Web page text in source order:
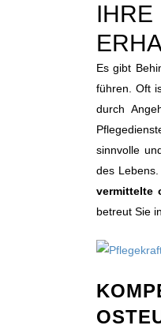
Es gibt
führen. Oft
durch
sinnvolle
des
vermittelte
betreut Sie